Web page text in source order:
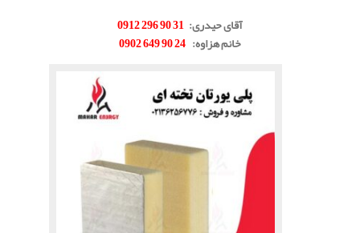
آقای حیدری: 31 90 296 0912
خانم هزاوه: 24 90 649 0902